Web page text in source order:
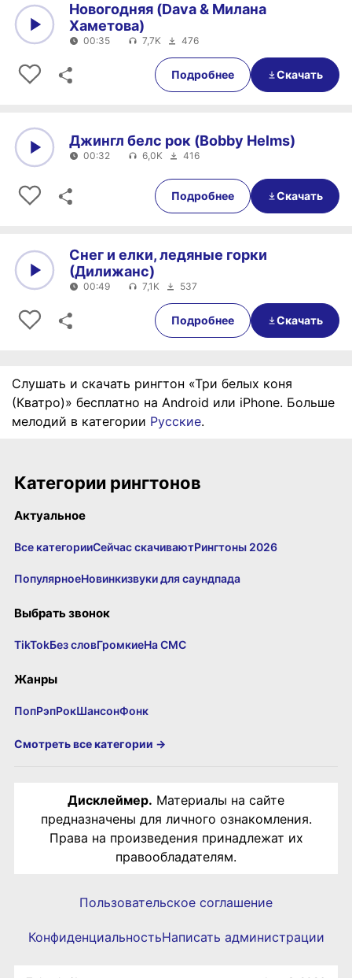
00:35
Новогодняя (Dava & Милана
Хаметова)
00:35 7,7K 476
Подробнее Скачать
00:32
Джингл белс рок (Bobby Helms)
00:32 6,0K 416
Подробнее Скачать
00:49
Снег и елки, ледяные горки
(Дилижанс)
00:49 7,1K 537
Подробнее Скачать
Слушать и скачать рингтон «Три белых коня
(Кватро)» бесплатно на Android или iPhone. Больше
мелодий в категории Русские.
Категории рингтонов
Актуальное
Все категорииСейчас скачиваютРингтоны 2026
ПопулярноеНовинкизвуки для саундпада
Выбрать звонок
TikTokБез словГромкиеНа СМС
Жанры
ПопРэпРокШансонФонк
Смотреть все категории →
Дисклеймер. Материалы на сайте
предназначены для личного ознакомления.
Права на произведения принадлежат их
правообладателям.
Пользовательское соглашение
КонфиденциальностьНаписать администрации